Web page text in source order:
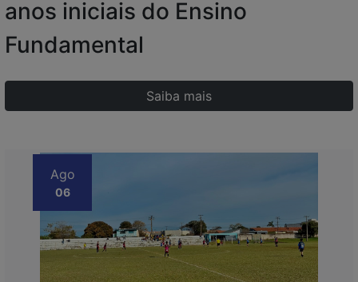
anos iniciais do Ensino
Fundamental
Saiba mais
Ago
06